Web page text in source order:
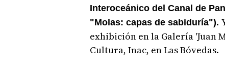
Interoceánico del Canal de
"Molas: capas de sabiduría").
exhibición en la Galería 'Juan
Cultura, Inac, en Las Bóvedas.